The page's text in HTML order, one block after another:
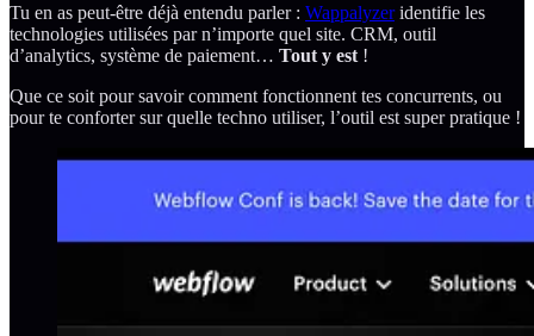
Tu en as peut-être déjà entendu parler : Wappalyzeridentifie les
technologies utilisées par n’importe quel site. CRM, outil
d’analytics, système de paiement… Tout y est !
Que ce soit pour savoir comment fonctionnent tes concurrents, ou
pour te conforter sur quelle techno utiliser, l’outil est super pratique !